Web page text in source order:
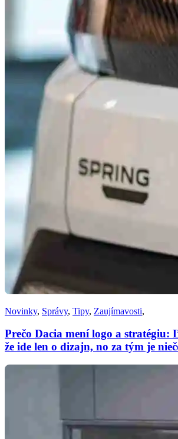
Novinky, Správy, Tipy, Zaujímavosti,
Prečo Dacia mení logo a stratégiu:
že ide len o dizajn, no za tým je